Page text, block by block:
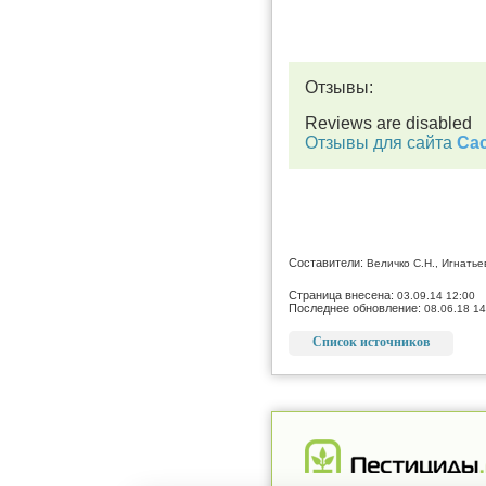
Отзывы:
Reviews are disabled
Отзывы для сайта
Составители: Величко С.Н.,
Страница внесена: 03.09.14 12:00
Последнее обновление: 08.06.18
Список источников